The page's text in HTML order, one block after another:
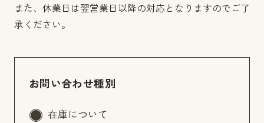
また、休業日は翌営業日以降の対応となりますのでご了
承ください。
お問い合わせ種別
在庫について